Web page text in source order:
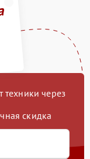
через
скидка